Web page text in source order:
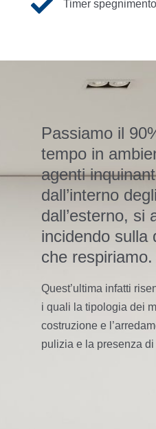
 Timer spegnimento
Passiamo il
tempo in
agenti
dall’interno
dall’esterno, si
incidendo sulla
che respiriamo.
Quest’ultima infatti
i quali la tipologia dei
costruzione e
pulizia e la presenza